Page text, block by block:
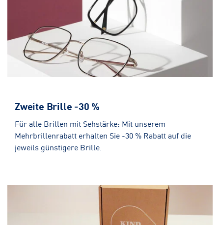
Zweite Brille -30 %
Für alle Brillen mit Sehstärke: Mit unserem
Mehrbrillenrabatt erhalten Sie -30 % Rabatt auf die
jeweils günstigere Brille.